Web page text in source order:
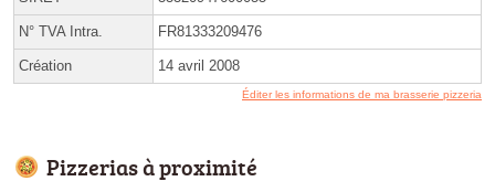
N° TVA Intra. FR81333209476
Création 14 avril 2008
Éditer les informations de ma brasserie pizzeria
Pizzerias à proximité